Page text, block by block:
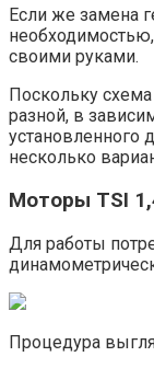
Если же замена
своими руками.
Поскольку
разной, в
установленного
несколько
Моторы TSI
Для работы
Процедура